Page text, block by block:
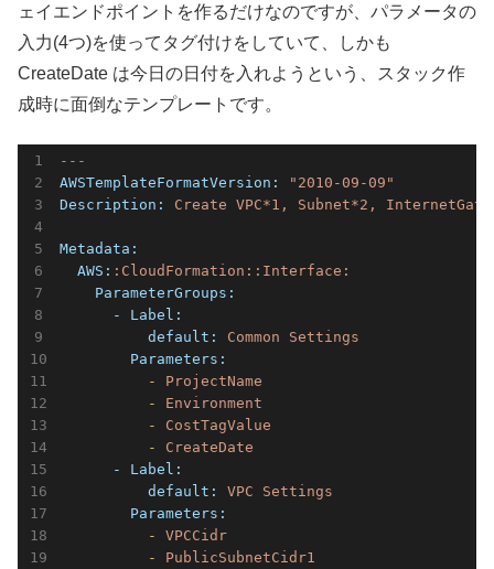
ェイエンドポイントを作るだけなのですが、パラメータの
入力(4つ)を使ってタグ付けをしていて、しかも
CreateDate は今日の日付を入れようという、スタック作
成時に面倒なテンプレートです。
---
AWSTemplateFormatVersion:
"2010-09-09"
Description:
Create VPC*1, Subnet*2,
Metadata:
  AWS:
:CloudFormation::Interface:
    ParameterGroups:
      - Label:
          default:
Common
Settings
        Parameters:
          -
ProjectName
          -
Environment
          -
CostTagValue
          -
CreateDate
      - Label:
          default:
VPC
Settings
        Parameters:
          -
VPCCidr
          -
PublicSubnetCidr1